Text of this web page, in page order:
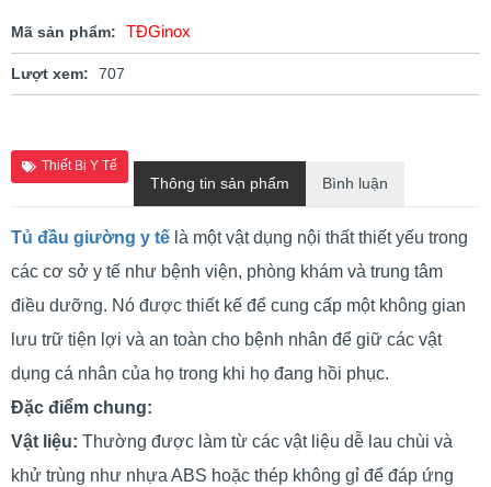
Mã sản phẩm: TĐGinox
Lượt xem: 707
Thiết Bị Y Tế
Thông tin sản phẩm Bình luận
Tủ đầu giường y tế là một vật dụng nội thất thiết yếu trong
các cơ sở y tế như bệnh viện, phòng khám và trung tâm
điều dưỡng. Nó được thiết kế để cung cấp một không gian
lưu trữ tiện lợi và an toàn cho bệnh nhân để giữ các vật
dụng cá nhân của họ trong khi họ đang hồi phục.
Đặc điểm chung:
Vật liệu: Thường được làm từ các vật liệu dễ lau chùi và
khử trùng như nhựa ABS hoặc thép không gỉ để đáp ứng